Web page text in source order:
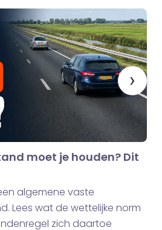
moet je houden? Dit
algemene vaste
Lees wat de wettelijke norm
zich daartoe
›